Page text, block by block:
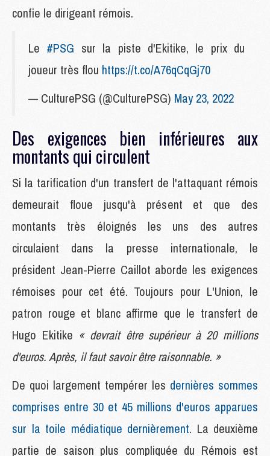
confie le dirigeant rémois.
Le #PSG sur la piste d'Ekitike, le prix du
joueur très flou https://t.co/A76qCqGj70
— CulturePSG (@CulturePSG) May 23, 2022
Des exigences bien inférieures aux
montants qui circulent
Si la tarification d'un transfert de l'attaquant rémois
demeurait floue jusqu'à présent et que des
montants très éloignés les uns des autres
circulaient dans la presse internationale, le
président Jean-Pierre Caillot aborde les exigences
rémoises pour cet été. Toujours pour L'Union, le
patron rouge et blanc affirme que le transfert de
Hugo Ekitike « devrait être supérieur à 20 millions
d'euros. Après, il faut savoir être raisonnable. »
De quoi largement tempérer les dernières sommes
comprises entre 30 et 45 millions d'euros apparues
sur la toile médiatique dernièrement. La deuxième
partie de saison plus compliquée du Rémois est